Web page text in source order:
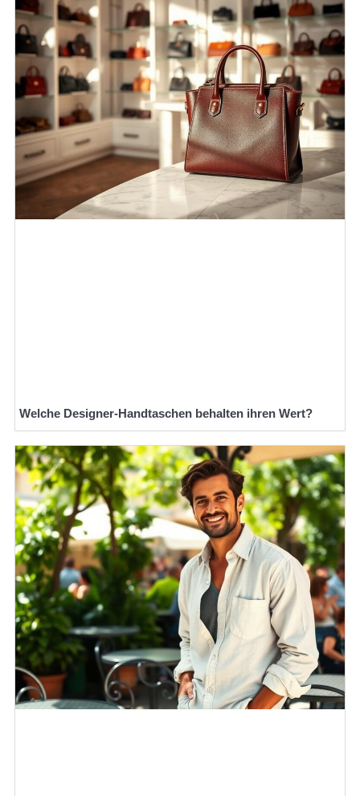
Welche Designer-Handtaschen behalten ihren Wert?